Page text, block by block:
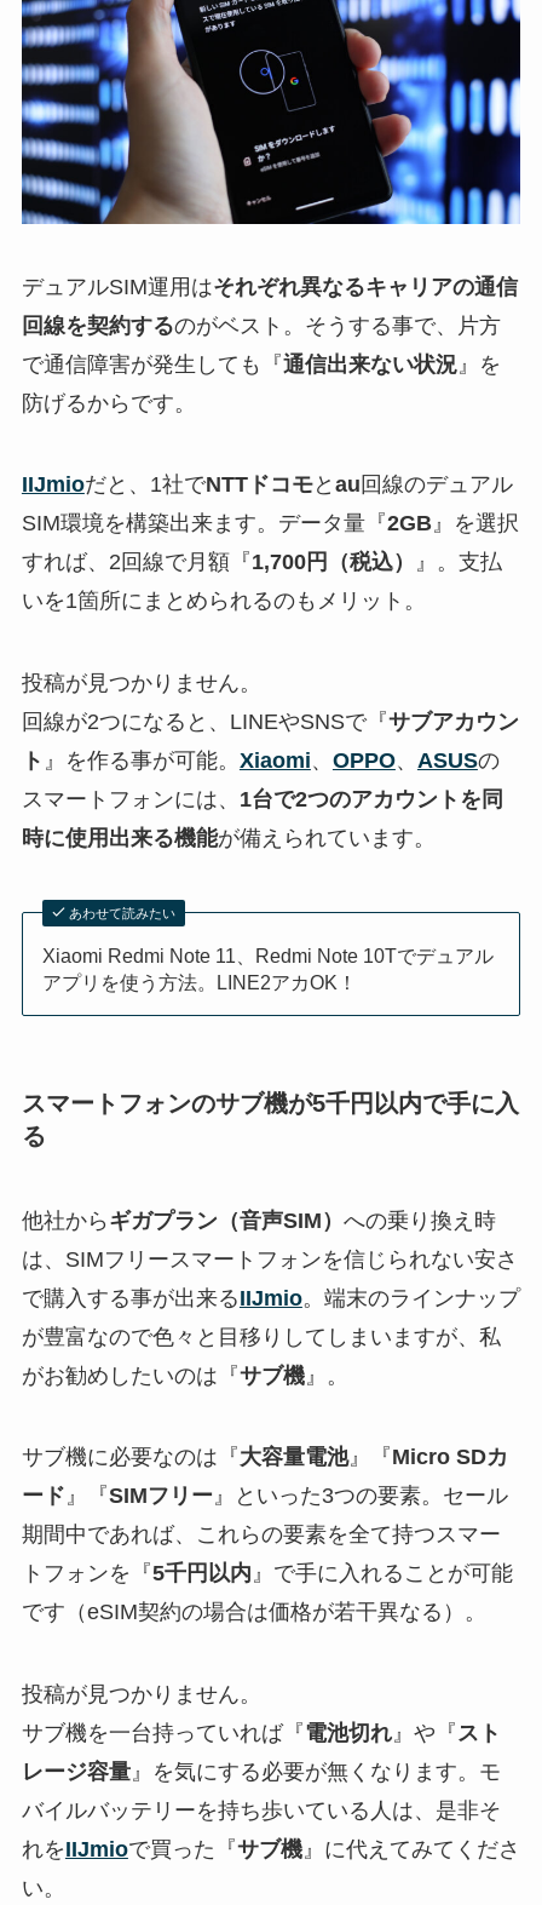
デュアルSIM運用はそれぞれ異なるキャリアの通信
回線を契約するのがベスト。そうする事で、片方
で通信障害が発生しても『通信出来ない状況』を
防げるからです。
IIJmioだと、1社でNTTドコモと au 回線のデュアル
SIM環境を構築出来ます。データ量『2GB』を選択
すれば、2回線で月額『1,700円（税込）
』。支払
いを1箇所にまとめられるのもメリット。
投稿が見つかりません。
回線が2つになると、LINEやSNSで『サブアカウン
ト 』を作る事が可能。 Xiaomi、 OPPO、 ASUSの
スマートフォンには、 1台で2つのアカウントを同
時に使用出来る機能が備えられています。
あわせて読みたい
Xiaomi Redmi Note 11、Redmi Note 10Tでデュアル
アプリを使う方法。LINE2アカOK！
スマートフォンのサブ機が5千円以内で手に入
る
他社から ギガプラン（音声SIM） への乗り換え時
は、SIMフリースマートフォンを信じられない安さ
で購入する事が出来るIIJmio。端末のラインナップ
が豊富なので色々と目移りしてしまいますが、私
がお勧めしたいのは『サブ機』。
サブ機に必要なのは『大容量電池』『Micro SDカ
ード』『SIMフリー』といった3つの要素。セール
期間中であれば、これらの要素を全て持つスマー
トフォンを『5千円以内』で手に入れることが可能
です（eSIM契約の場合は価格が若干異なる）。
投稿が見つかりません。
サブ機を一台持っていれば『電池切れ』や『スト
レージ容量』を気にする必要が無くなります。モ
バイルバッテリーを持ち歩いている人は、是非そ
れをIIJmioで買った『サブ機』に代えてみてくださ
い。